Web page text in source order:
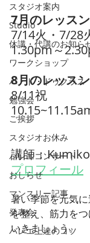
スタジオ案内
Studio
休講・代講のお知ら
ワークショップ
パ・ド・ドゥクラス
勉強会
ご挨拶
スタジオお休み
バレエコンサート
おしらせ
マンスリー記事
発表会
バレエ上達のコツ
7月のレッス
7/14火・7/28
1.30pm～
8月のレッス
8/11祝
講師：Kumiko
プロフィール
暑い季節を元気
を整え、筋力を
いきましょう。